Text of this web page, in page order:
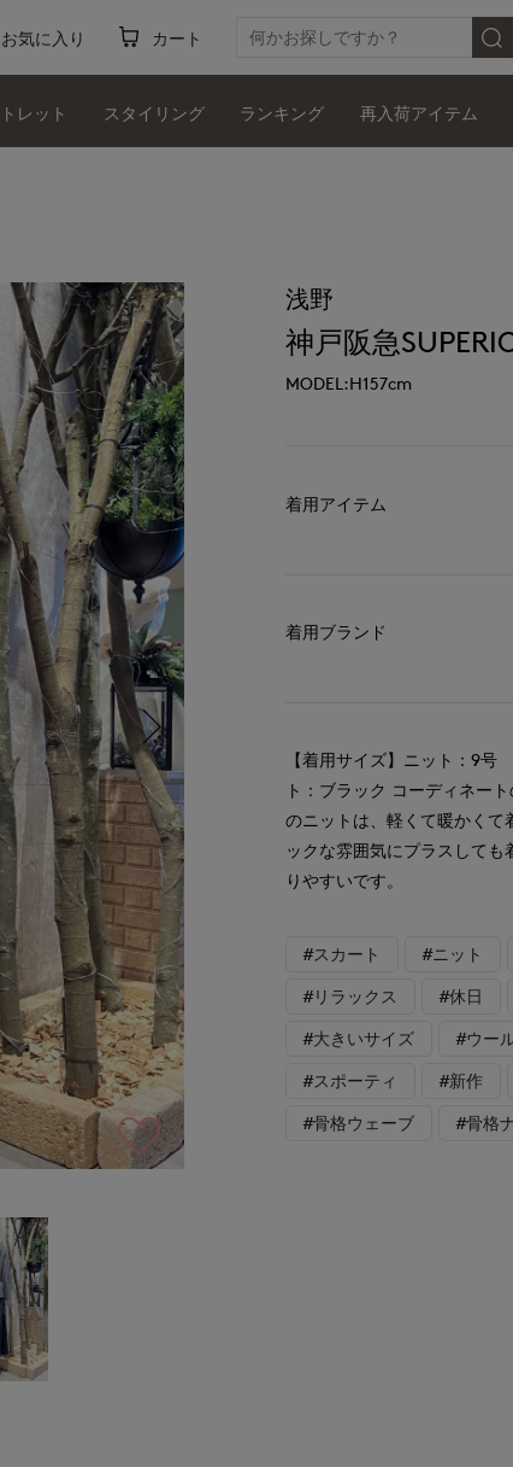
お気に入り カート
レット スタイリング ランキング 再入荷アイテム
浅野
神戸阪急
MODEL:H157cm
着用アイテム
着用ブランド
【着用サイズ】ニット：9
ト：ブラック コーディネー
のニットは、軽くて暖かくて
ックな雰囲気にプラスして
りやすいです。
#スカート #ニット
#リラックス #休日
#大きいサイズ #ウー
#スポーティ #新作
#骨格ウェーブ #骨格